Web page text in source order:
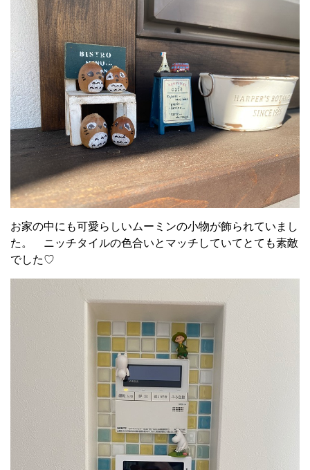
お家の中にも可愛らしいムーミンの小物が飾られていまし
た。 ニッチタイルの色合いとマッチしていてとても素敵
でした♡